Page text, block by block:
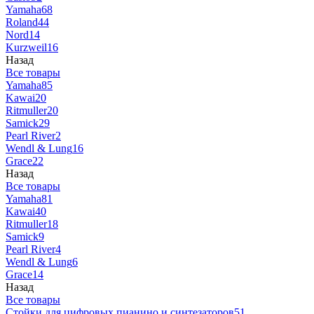
Yamaha68
Roland44
Nord14
Kurzweil16
Назад
Все товары
Yamaha85
Kawai20
Ritmuller20
Samick29
Pearl River2
Wendl & Lung16
Grace22
Назад
Все товары
Yamaha81
Kawai40
Ritmuller18
Samick9
Pearl River4
Wendl & Lung6
Grace14
Назад
Все товары